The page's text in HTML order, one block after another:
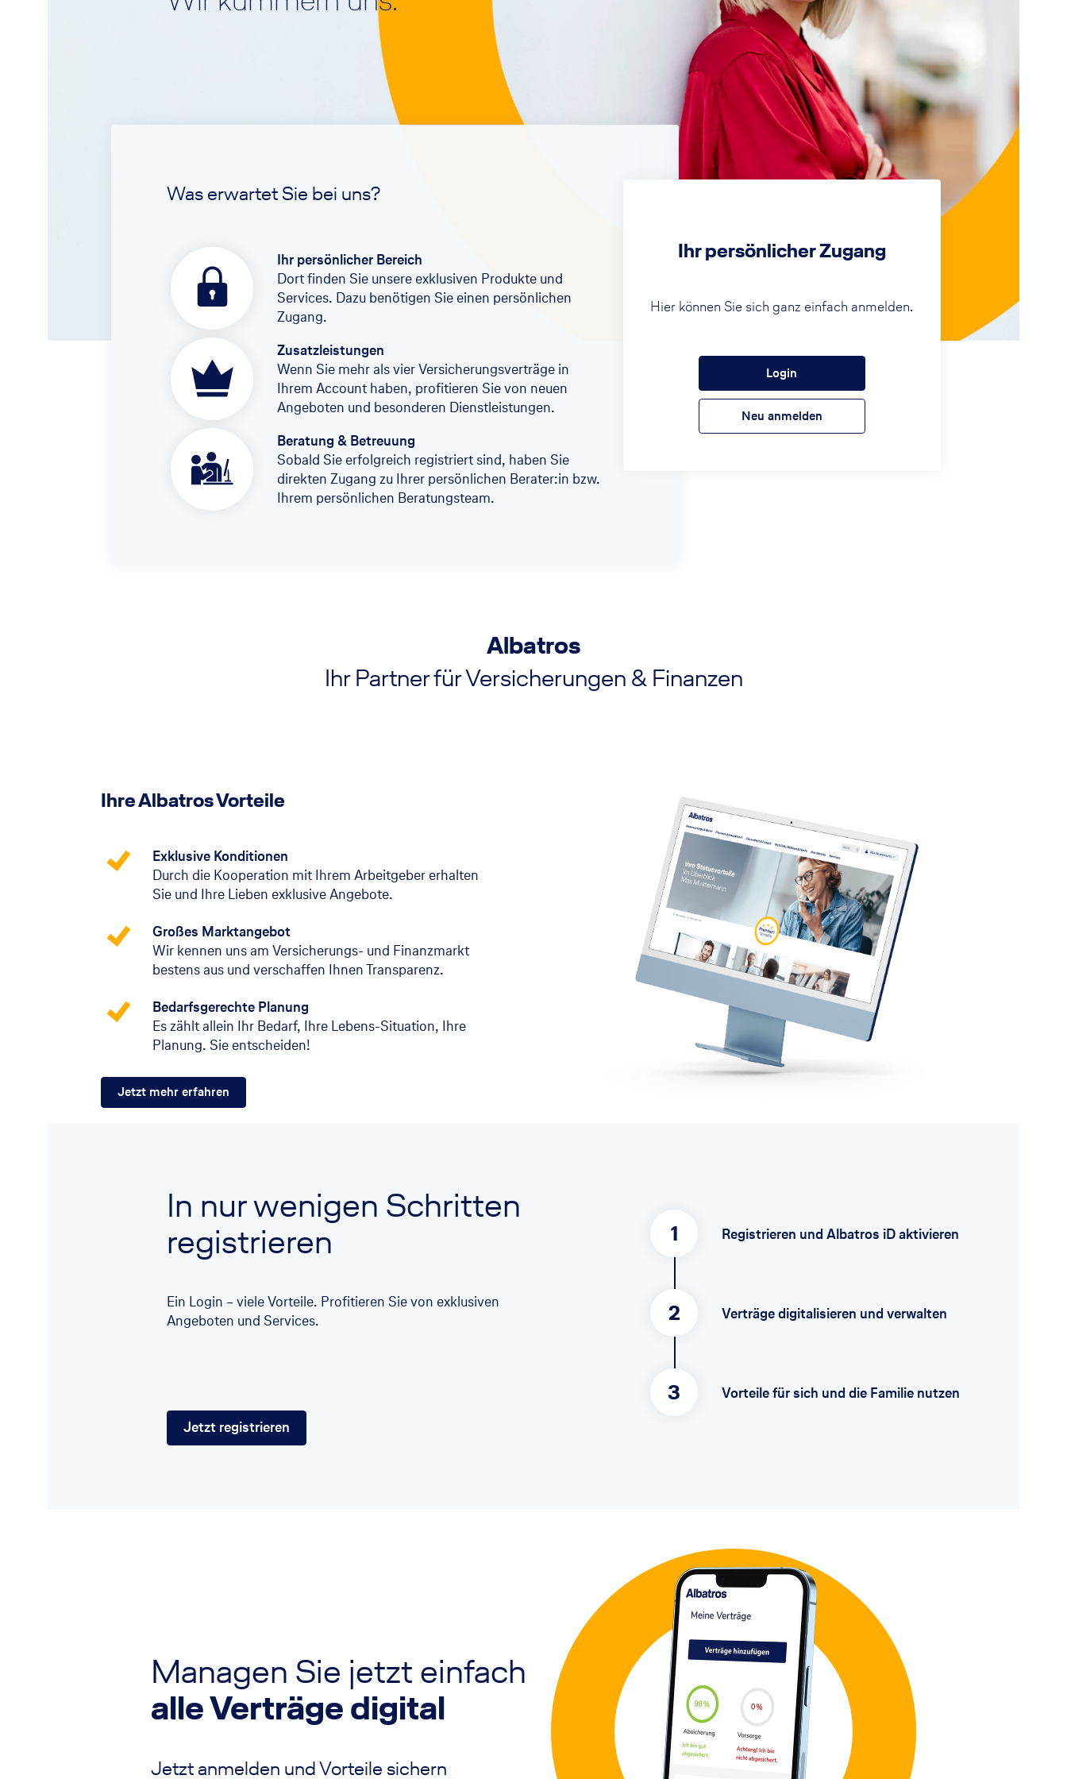
Girokonto
Unfall
Unfallversicherung
Rechtsschutzversicherung
Ihr persönlicher Zugang
Hier können Sie sich ganz einfach anmelden.
Login
Neu anmelden
Was erwartet Sie bei uns?
Ihr persönlicher Bereich
Dort finden Sie unsere exklusiven Produkte und
Services. Dazu benötigen Sie einen persönlichen
Zugang.
Zusatzleistungen
Wenn Sie mehr als vier Versicherungsverträge in
Ihrem Account haben, profitieren Sie von neuen
Angeboten und besonderen Dienstleistungen.
Beratung & Betreuung
Sobald Sie erfolgreich registriert sind, haben Sie
direkten Zugang zu Ihrer persönlichen Berater:in bzw.
Ihrem persönlichen Beratungsteam.
Albatros
Ihr Partner für Versicherungen & Finanzen
Ihre Albatros Vorteile
Exklusive Konditionen
Durch die Kooperation mit Ihrem Arbeitgeber erhalten
Sie und Ihre Lieben exklusive Angebote.
Großes Marktangebot
Wir kennen uns am Versicherungs- und Finanzmarkt
bestens aus und verschaffen Ihnen Transparenz.
Bedarfsgerechte Planung
Es zählt allein Ihr Bedarf, Ihre Lebens-Situation, Ihre
Planung. Sie entscheiden!
Jetzt mehr erfahren
In nur wenigen Schritten
registrieren
Ein Login – viele Vorteile. Profitieren Sie von exklusiven
Angeboten und Services.
Jetzt registrieren
1 Registrieren und Albatros iD aktivieren
2 Verträge digitalisieren und verwalten
3 Vorteile für sich und die Familie nutzen
Managen Sie jetzt einfach
alle Verträge digital
Jetzt anmelden und Vorteile sichern